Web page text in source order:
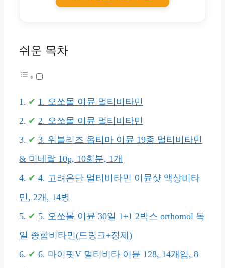
쉬운 목차
1. 오쏘몰 이뮨 멀티비타민
2. 오쏘몰 이뮨 멀티비타민
3. 위블리즈 옵티마 이뮨 19종 멀티비타민
& 미네랄 10p, 10회분, 1개
4. 고려은단 멀티비타민 이뮨샷 액상비타
민, 2개, 14병
5. 오쏘몰 이뮨 30일 1+1 2박스 orthomol 독
일 종합비타민(드링크+정제)
6. 마이핏V 멀티비타 이뮨 128, 14개입, 8